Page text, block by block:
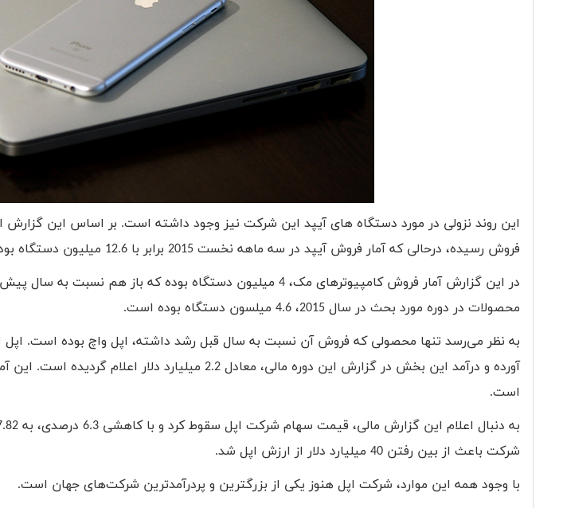
فروش رسیده، درحالی که آمار فروش آیپد در سه ماهه نخست 2015 برابر با 12.6 میلیون دستگاه بوده است.
در این گزارش آمار فروش کامپیوترهای مک، 4 میلیون دستگاه بوده که باز
محصولات در دوره مورد بحث در سال 2015، 4.6 میلسون دستگاه بوده است.
به نظر می‌رسد تنها محصولی که فروش آن نسبت به سال قبل رشد داشته، اپل واچ بوده است. اپل
است.
شرکت باعث از بین رفتن 40 میلیارد دلار از ارزش اپل شد.
با وجود همه این موارد، شرکت اپل هنوز یکی از بزرگترین و پردرآمدترین شرکت‌های جهان است.